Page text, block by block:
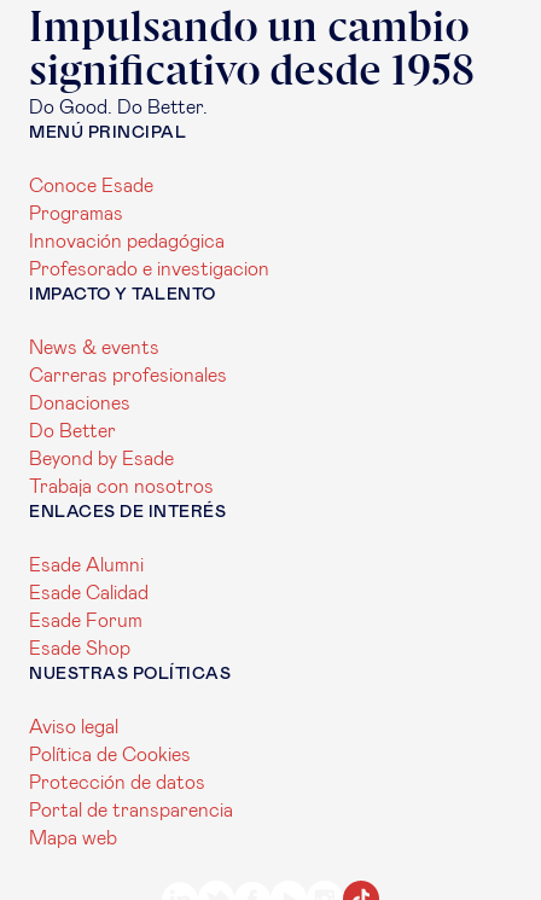
Impulsando un cambio
significativo desde 1958
Do Good. Do Better.
MENÚ PRINCIPAL
Conoce Esade
Programas
Innovación pedagógica
Profesorado e investigacion
IMPACTO Y TALENTO
News & events
Carreras profesionales
Donaciones
Do Better
Beyond by Esade
Trabaja con nosotros
ENLACES DE INTERÉS
Esade Alumni
Esade Calidad
Esade Forum
Esade Shop
NUESTRAS POLÍTICAS
Aviso legal
Política de Cookies
Protección de datos
Portal de transparencia
Mapa web